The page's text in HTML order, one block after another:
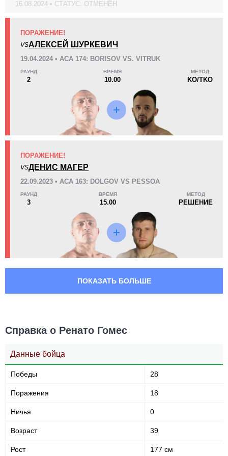
KO/TKO
РЕШ
Неизвестных видов поражений:
11:5946
Статистика боев по организациям
Организация
FCMMA
JFC
KSW
S70
SFC
1
Не определено
26
16.08.2024 • СТАТУС: ОТМЕНЁН
ПОРАЖЕНИЕ!
VSАЛЕКСЕЙ ШУРКЕВИЧ
19.04.2024 • ACA 174: BORISOV VS. VITRUK
РАУНД
2
ВРЕМЯ
10.00
МЕТОД
KO/TKO
ПОРАЖЕНИЕ!
VSДЕНИС МАГЕР
22.09.2023 • ACA 163: DOLGOV VS PESSOA
РАУНД
3
ВРЕМЯ
15.00
МЕТОД
РЕШЕНИЕ
ПОКАЗАТЬ БОЛЬШЕ
Справка о Ренато Гомес
Данные бойца
Победы 28
Поражения 18
Ничья 0
Возраст 39
Рост 177 см